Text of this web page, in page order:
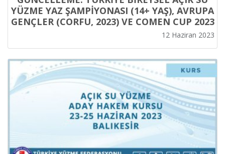
YÜZME YAZ ŞAMPİYONASI (14+ YAŞ), AVRUPA
GENÇLER (CORFU, 2023) VE COMEN CUP 2023
MİLLİ TAKIM BELİRLEME YARIŞMALARI
12 Haziran 2023